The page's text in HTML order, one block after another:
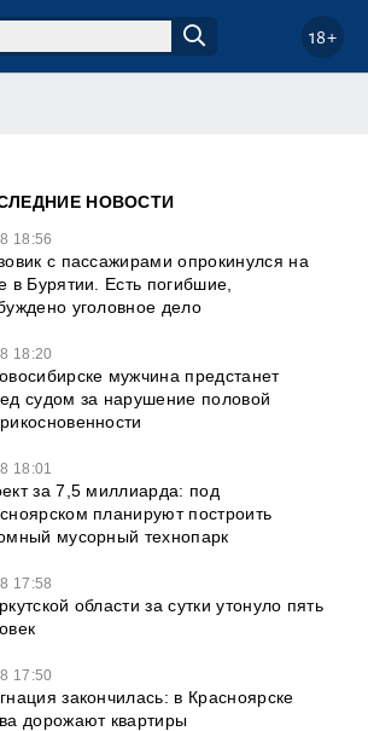
18+
НОВОСТИ
18:56
с пассажирами опрокинулся на
в Бурятии. Есть погибшие,
уголовное дело
18:20
мужчина предстанет
судом за нарушение половой
18:01
за 7,5 миллиарда: под
планируют построить
мусорный технопарк
17:58
области за сутки утонуло пять
17:50
закончилась: в Красноярске
дорожают квартиры